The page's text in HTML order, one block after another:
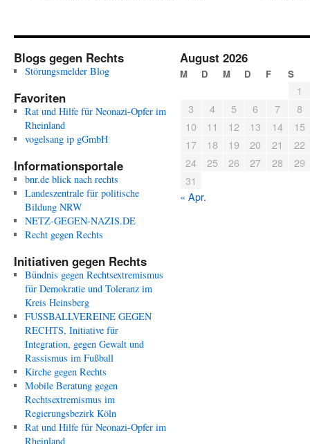
Blogs gegen Rechts
Störungsmelder Blog
Favoriten
Rat und Hilfe für Neonazi-Opfer im
Rheinland
vogelsang ip gGmbH
Informationsportale
bnr.de blick nach rechts
Landeszentrale für politische
Bildung NRW
NETZ-GEGEN-NAZIS.DE
Recht gegen Rechts
Initiativen gegen Rechts
Bündnis gegen Rechtsextremismus
für Demokratie und Toleranz im
Kreis Heinsberg
FUSSBALLVEREINE GEGEN
RECHTS, Initiative für
Integration, gegen Gewalt und
Rassismus im Fußball
Kirche gegen Rechts
Mobile Beratung gegen
Rechtsextremismus im
Regierungsbezirk Köln
Rat und Hilfe für Neonazi-Opfer im
Rheinland
August 2026
M D M D F S
1
3
4 5 6 7
8
10
11 12 13 14
15
17
18 19 20 21
22
24
25 26 27 28
29
31
« Apr.